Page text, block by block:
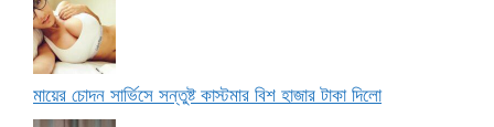
মায়ের চোদন সার্ভিসে সন্তুষ্ট কাস্টমার বিশ হাজার টাকা দিলো